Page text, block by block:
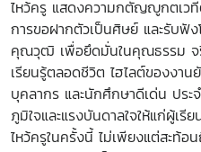
ไหว้ครู แสดงความกตัญญูกตเ
การขอฝากตัวเป็นศิษย์ และรับฟั
คุณวุฒิ เพื่อยึดมั่นในคุณธรรม จริ
เรียนรู้ตลอดชีวิต ไฮไลต์ของงาน
บุคลากร และนักศึกษาดีเด่น ปร
ภูมิใจและแรงบันดาลใจให้แก่ผู้เ
ไหว้ครูในครั้งนี้ ไม่เพียงแต่สะท้อ